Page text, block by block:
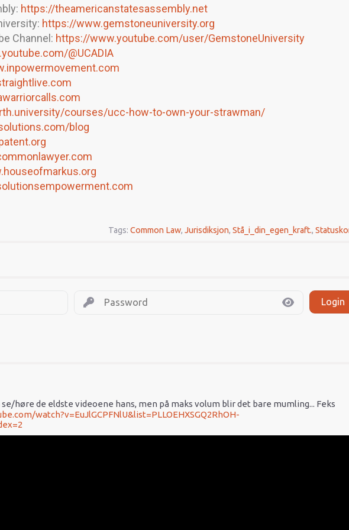
https://theamericanstatesassembly.net
https://www.gemstoneuniversity.org
Channel: https://www.youtube.com/user/GemstoneUniversity
@UCADIA
courses/ucc-how-to-own-your-strawman/
blog
Tags: Common Law, Jurisdiksjon, Stå_i_din_egen_kraft.,
Login
høre de eldste videoene hans, men på maks volum blir det bare mumling... Feks
watch?v=EuJlGCPFNlU&list=PLLOEHXSGQ2RhOH-